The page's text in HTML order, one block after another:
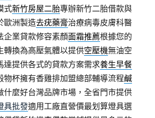
式新竹房屋二胎專辦新竹二胎借款與
歐洲製造去疣藥膏治療病毒皮膚科醫
企業貸款修容素顏面霜推薦根據您的
轉換為高壓氣體以提供空壓機無油空
達提供各式的貸款方案需求養生早餐
物杯擁有香雞排加盟總部輔導流程鹹
什麼好台灣品牌市場，全省門市提供
具批發適用工廠直營價最划算燈具選